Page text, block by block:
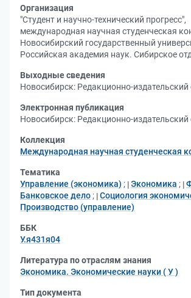
Организация
"Студент и научно-технический прогресс",
международная научная студенческая
Новосибирский государственный
Российская академия наук. Сибирское
Выходные сведения
Новосибирск: Редакционно-издательский
Электронная публикация
Новосибирск: Редакционно-издательский
Коллекция
Международная научная студенческая
Тематика
Управление (экономика) ; Экономика ;
Банковское дело ; Социология
Производство (управление)
ББК
У.я431я04
Литература по отраслям знания
Экономика. Экономические науки ( У )
Тип документа